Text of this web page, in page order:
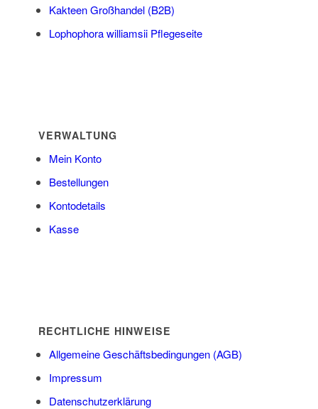
Kakteen Großhandel (B2B)
Lophophora williamsii Pflegeseite
VERWALTUNG
Mein Konto
Bestellungen
Kontodetails
Kasse
RECHTLICHE HINWEISE
Allgemeine Geschäftsbedingungen (AGB)
Impressum
Datenschutzerklärung